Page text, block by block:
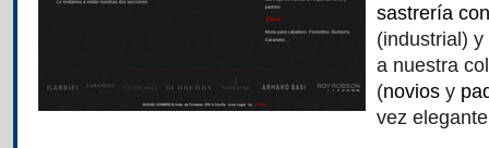
sastrería
(industrial)
a nuestra
(novios y
vez